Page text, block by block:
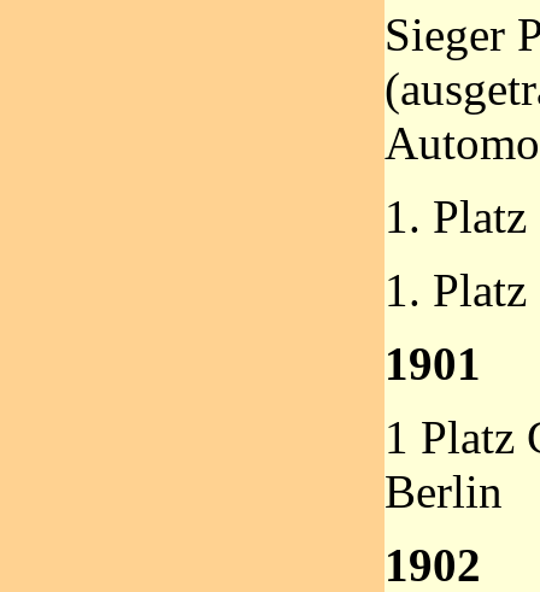
Sieger
1.
1.
1901
1 Platz
Berlin
1902